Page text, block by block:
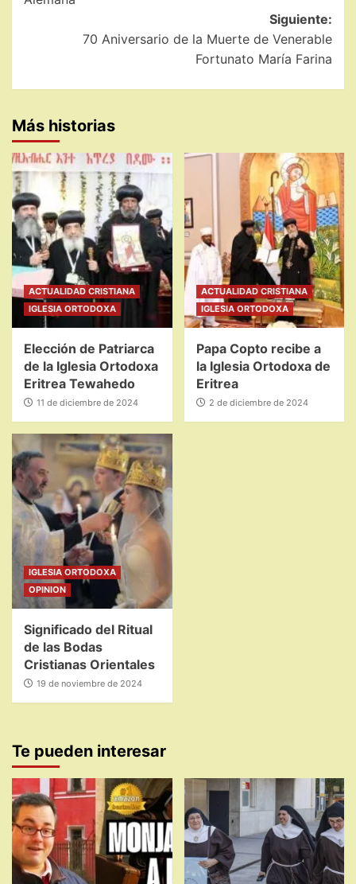
entradas
Siguiente:
70 Aniversario de la Muerte de Venerable
Fortunato María Farina
Más historias
ACTUALIDAD CRISTIANA
IGLESIA ORTODOXA
Elección de Patriarca
de la Iglesia Ortodoxa
Eritrea Tewahedo
11 de diciembre de 2024
ACTUALIDAD CRISTIANA
IGLESIA ORTODOXA
Papa Copto recibe a
la Iglesia Ortodoxa de
Eritrea
2 de diciembre de 2024
IGLESIA ORTODOXA
OPINION
Significado del Ritual
de las Bodas
Cristianas Orientales
19 de noviembre de 2024
Te pueden interesar